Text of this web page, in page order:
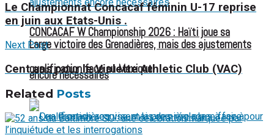
CONCACAF W Championship 2026 : Haïti joue sa
qualification face au Mexique
Large victoire des Grenadières, mais des ajustements
encore nécessaires
Le Championnat Concacaf féminin U-17 reprise
en juin aux Etats-Unis .
Next Post
Cent ans pour le Violette Athletic Club (VAC)
Related Posts